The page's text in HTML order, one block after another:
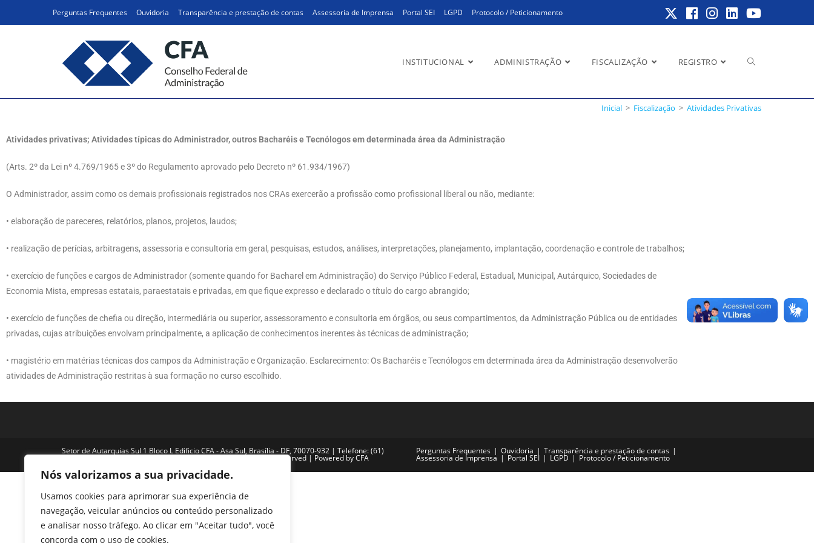
Nós valorizamos a sua privacidade.
Usamos cookies para aprimorar sua experiência de
navegação, veicular anúncios ou conteúdo personalizado
e analisar nosso tráfego. Ao clicar em "Aceitar tudo", você
concorda com o uso de cookies.
Perguntas Frequentes Ouvidoria Transparência e prestação de contas Assessoria de Imprensa Portal SEI LGPD Protocolo / Peticionamento
INSTITUCIONAL ADMINISTRAÇÃO FISCALIZAÇÃO REGISTRO
Inicial > Fiscalização > Atividades Privativas
Atividades privativas; Atividades típicas do Administrador, outros Bacharéis e Tecnólogos em determinada área da Administração
(Arts. 2º da Lei nº 4.769/1965 e 3º do Regulamento aprovado pelo Decreto nº 61.934/1967)
O Administrador, assim como os demais profissionais registrados nos CRAs exercerão a profissão como profissional liberal ou não, mediante:
• elaboração de pareceres, relatórios, planos, projetos, laudos;
• realização de perícias, arbitragens, assessoria e consultoria em geral, pesquisas, estudos, análises, interpretações, planejamento, implantação, coordenação e controle de trabalhos;
• exercício de funções e cargos de Administrador (somente quando for Bacharel em Administração) do Serviço Público Federal, Estadual, Municipal, Autárquico, Sociedades de
Economia Mista, empresas estatais, paraestatais e privadas, em que fique expresso e declarado o título do cargo abrangido;
• exercício de funções de chefia ou direção, intermediária ou superior, assessoramento e consultoria em órgãos, ou seus compartimentos, da Administração Pública ou de entidades
privadas, cujas atribuições envolvam principalmente, a aplicação de conhecimentos inerentes às técnicas de administração;
• magistério em matérias técnicas dos campos da Administração e Organização. Esclarecimento: Os Bacharéis e Tecnólogos em determinada área da Administração desenvolverão
atividades de Administração restritas à sua formação no curso escolhido.
Perguntas Frequentes Ouvidoria Transparência e prestação de contas
Assessoria de Imprensa Portal SEI LGPD Protocolo / Peticionamento
Setor de Autarquias Sul 1 Bloco L Edificio CFA - Asa Sul, Brasília - DF, 70070-932 | Telefone: (61)
3218-1800 | cfa@cfa.org.br | Copyright - 2024 CFA | All Rights Reserved | Powered by CFA